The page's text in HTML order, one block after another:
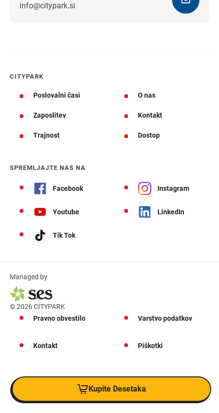
info@citypark.si
CITYPARK
Poslovalni časi O nas
Zaposlitev Kontakt
Trajnost Dostop
SPREMLJAJTE NAS NA
Facebook Instagram
Youtube LinkedIn
Tik Tok
Managed by
© 2026 CITYPARK
Pravno obvestilo
Varstvo podatkov
Kontakt Piškotki
Kupite Desetaka